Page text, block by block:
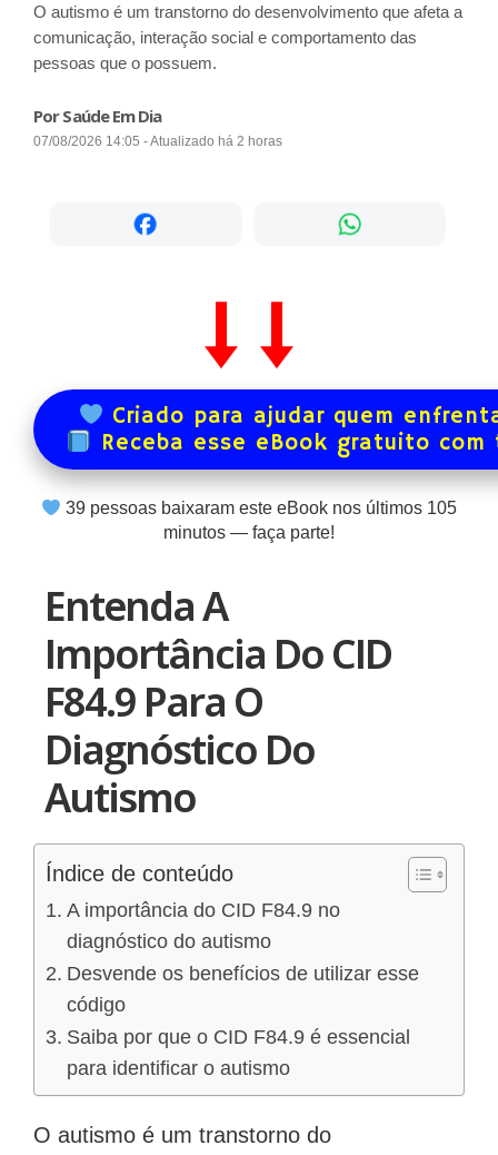
O autismo é um transtorno do desenvolvimento que afeta a
comunicação, interação social e comportamento das
pessoas que o possuem.
Por Saúde Em Dia
07/08/2026 14:05 - Atualizado há 2 horas
Criado para ajudar quem
Receba esse eBook gratuito
39 pessoas baixaram este eBook nos últimos 105
minutos — faça parte!
Entenda A
Importância Do CID
F84.9 Para O
Diagnóstico Do
Autismo
Índice de conteúdo
A importância do CID F84.9 no
diagnóstico do autismo
Desvende os benefícios de utilizar esse
código
Saiba por que o CID F84.9 é essencial
para identificar o autismo
O autismo é um transtorno do